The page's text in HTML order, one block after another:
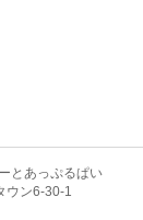
とあっぷるぱい
ン6-30-1